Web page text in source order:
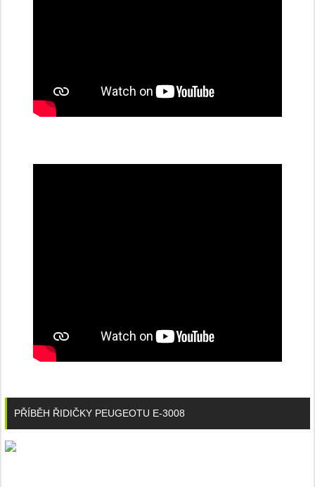
PŘÍBĚH ŘIDIČKY PEUGEOTU E-3008